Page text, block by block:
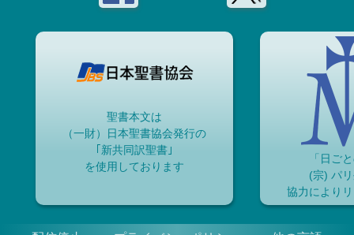
聖書本文は
（一財）日本聖書協会発行の
｢新共同訳聖書｣
を使用しております
「日ご
(宗) パ
協力により